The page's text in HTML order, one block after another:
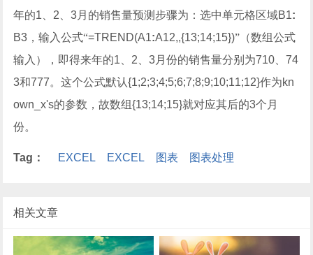
年的1 2 、3月的销售量预测步骤为：选中单元格区域B1:
B3 ，输入公式“=TREND(A1:A12,,{13;14;15})”（数组公式
输入），即得来年的1 2 、3月份的销售量分别为710 、74
3和777。这个公式默认{1;2;3;4;5;6;7;8;9;10;11;12}作为kn
own_x's的参数，故数组{13;14;15}就对应其后的3个月
份。
Tag： EXCEL EXCEL 图表 图表处理
相关文章